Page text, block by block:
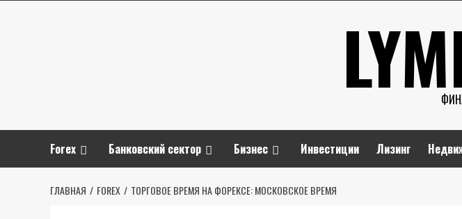
Forex Банковский сектор Бизнес Инвестиции Лизинг
ГЛАВНАЯ FOREX ТОРГОВОЕ ВРЕМЯ НА ФОРЕКСЕ: МОСКОВСКОЕ ВРЕМЯ